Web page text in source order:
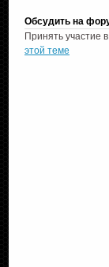
Обсудить на
Принять участие
этой теме